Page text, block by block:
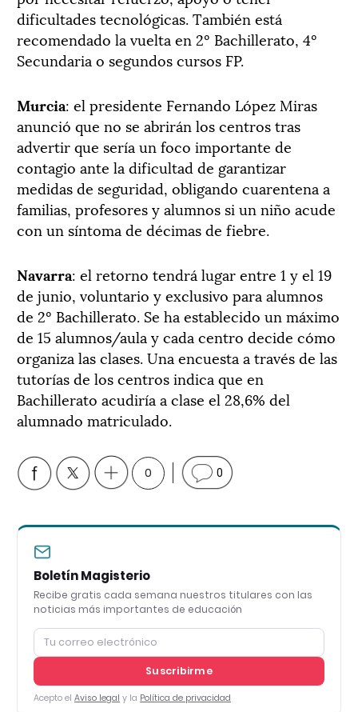
dificultades tecnológicas. También está
recomendado la vuelta en 2º Bachillerato, 4º
Secundaria o segundos cursos FP.
Murcia: el presidente Fernando López Miras
anunció que no se abrirán los centros tras
advertir que sería un foco importante de
contagio ante la dificultad de garantizar
medidas de seguridad, obligando cuarentena a
familias, profesores y alumnos si un niño acude
con un síntoma de décimas de fiebre.
Navarra: el retorno tendrá lugar entre 1 y el 19
de junio, voluntario y exclusivo para alumnos
de 2º Bachillerato. Se ha establecido un máximo
de 15 alumnos/aula y cada centro decide cómo
organiza las clases. Una encuesta a través de las
tutorías de los centros indica que en
Bachillerato acudiría a clase el 28,6% del
alumnado matriculado.
0 0
Boletín Magisterio
Recibe gratis cada semana nuestros titulares con las
noticias más importantes de educación
Suscribirme
Acepto el Aviso legal y la Política de privacidad